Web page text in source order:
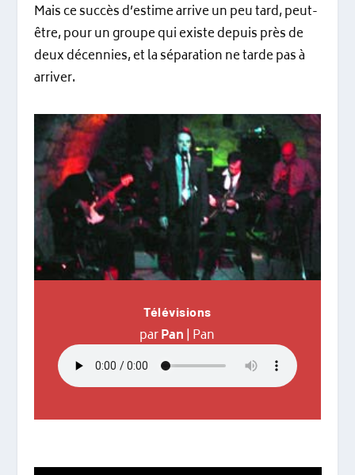
Mais ce succès d’estime arrive un peu tard, peut-
être, pour un groupe qui existe depuis près de
deux décennies, et la séparation ne tarde pas à
arriver.
Télévisions
parPan| Pan